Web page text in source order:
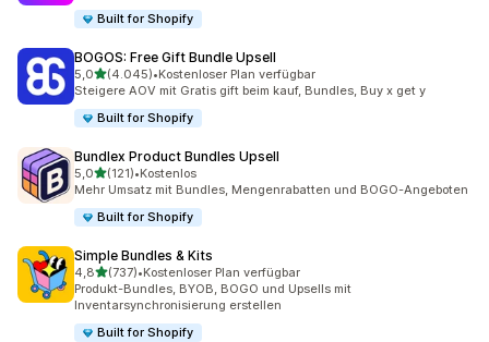
Built for Shopify
BOGOS: Free Gift Bundle Upsell
5,0von 5 Sternen
(4.045)
4045 Rezensionen insgesamt
•Kostenloser Plan verfügbar
Steigere AOV mit Gratis gift beim kauf, Bundles, Buy x get y
Built for Shopify
Bundlex Product Bundles Upsell
5,0von 5 Sternen
(121)
121 Rezensionen insgesamt
•Kostenlos
Mehr Umsatz mit Bundles, Mengenrabatten und BOGO-Angeboten
Built for Shopify
Simple Bundles & Kits
4,8von 5 Sternen
(737)
737 Rezensionen insgesamt
•Kostenloser Plan verfügbar
Produkt-Bundles, BYOB, BOGO und Upsells mit
Inventarsynchronisierung erstellen
Built for Shopify